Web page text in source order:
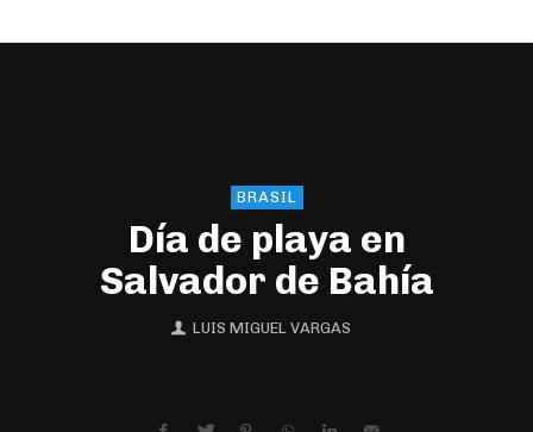
BRASIL
Día de playa en
Salvador de Bahía
LUIS MIGUEL VARGAS